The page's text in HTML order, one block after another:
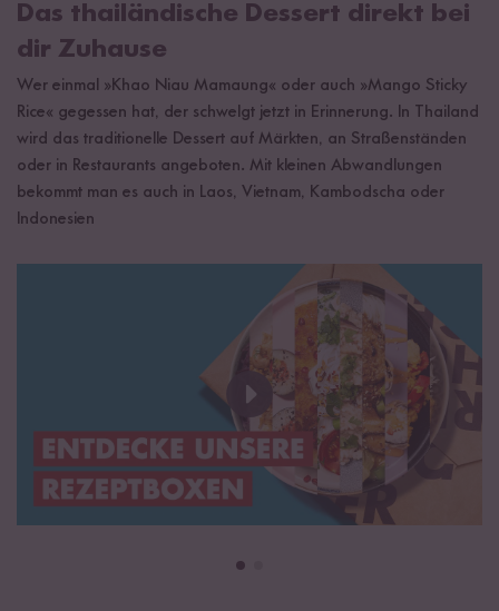
Das thailändische Dessert direkt bei
dir Zuhause
Wer einmal »Khao Niau Mamaung« oder auch »Mango Sticky
Rice« gegessen hat, der schwelgt jetzt in Erinnerung. In Thailand
wird das traditionelle Dessert auf Märkten, an Straßenständen
oder in Restaurants angeboten. Mit kleinen Abwandlungen
bekommt man es auch in Laos, Vietnam, Kambodscha oder
Indonesien